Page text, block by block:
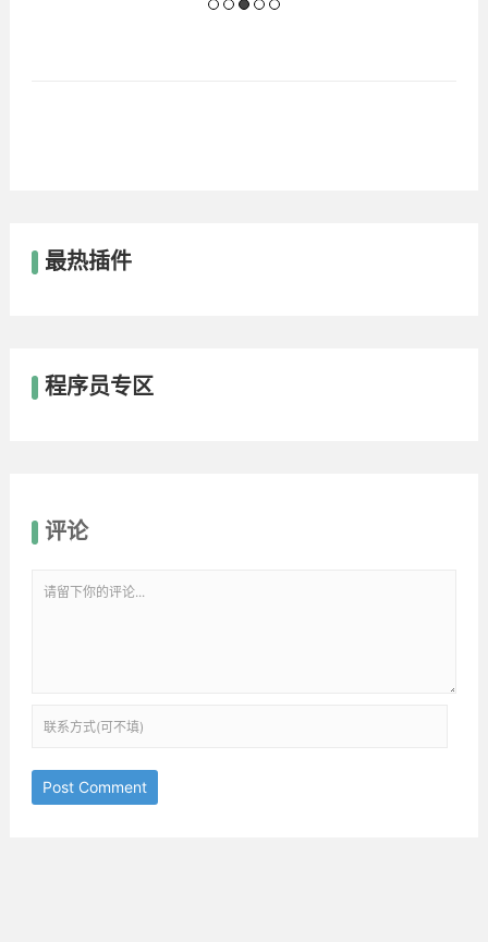
最热插件
程序员专区
评论
Post Comment